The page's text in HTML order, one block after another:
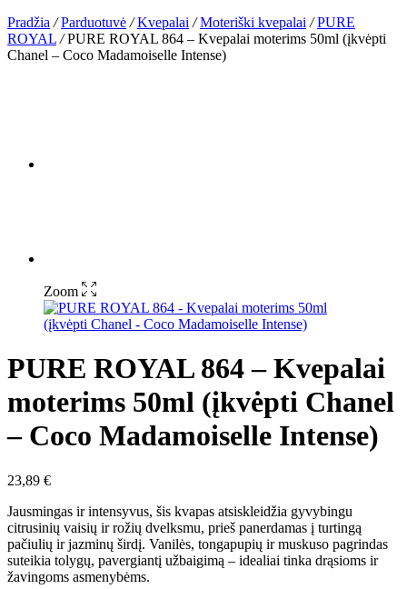
Pradžia / Parduotuvė / Kvepalai / Moteriški kvepalai / PURE
ROYAL /PURE ROYAL 864 – Kvepalai moterims 50ml (įkvėpti
Chanel – Coco Madamoiselle Intense)
Zoom
PURE ROYAL 864 – Kvepalai
moterims 50ml (įkvėpti Chanel
– Coco Madamoiselle Intense)
23,89 €
Jausmingas ir intensyvus, šis kvapas atsiskleidžia gyvybingu
citrusinių vaisių ir rožių dvelksmu, prieš panerdamas į turtingą
pačiulių ir jazminų širdį. Vanilės, tongapupių ir muskuso pagrindas
suteikia tolygų, pavergiantį užbaigimą – idealiai tinka drąsioms ir
žavingoms asmenybėms.